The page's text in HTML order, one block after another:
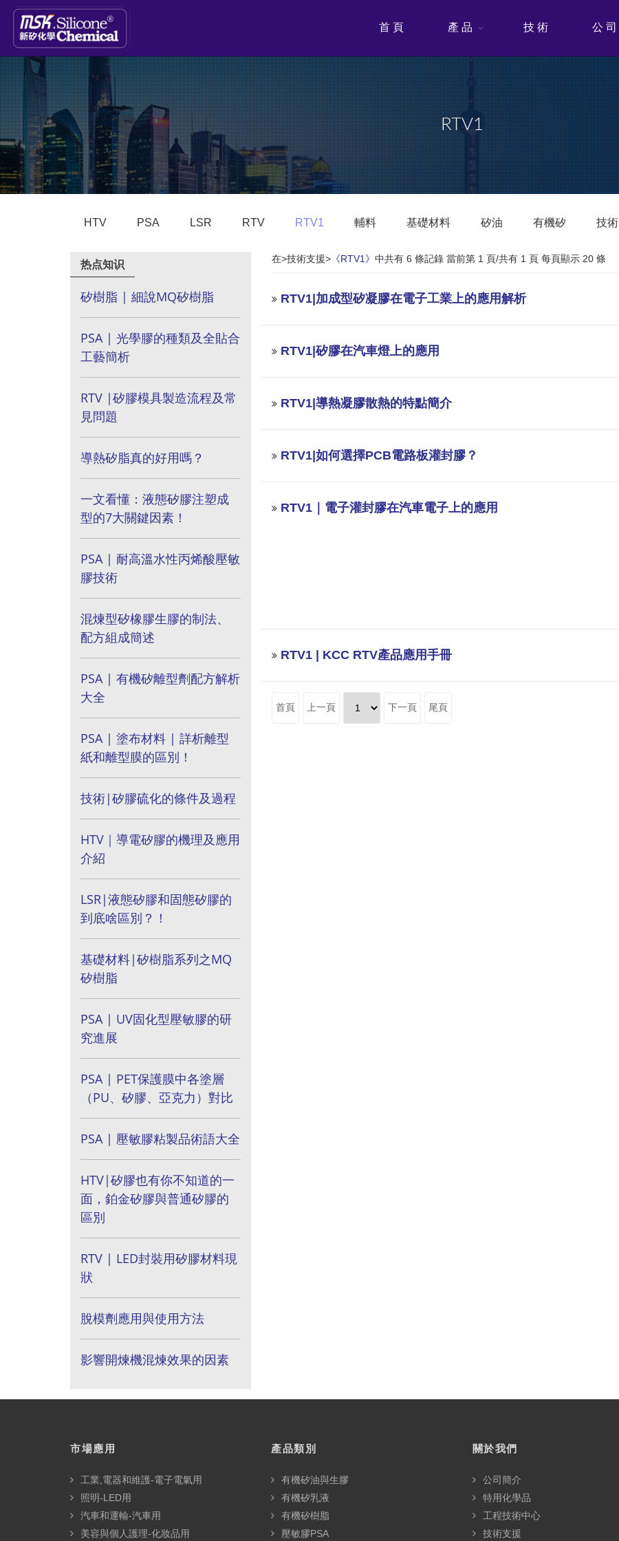
首 頁 產 品 技 術 公 司
RTV1
HTV PSA LSR RTV RTV1 輔料 基礎材料 矽油 有機矽 技術
热点知识
矽樹脂 | 細說MQ矽樹脂
PSA | 光學膠的種類及全貼合
工藝簡析
RTV |矽膠模具製造流程及常
見問題
導熱矽脂真的好用嗎？
一文看懂：液態矽膠注塑成
型的7大關鍵因素！
PSA | 耐高溫水性丙烯酸壓敏
膠技術
混煉型矽橡膠生膠的制法、
配方組成簡述
PSA | 有機矽離型劑配方解析
大全
PSA | 塗布材料 | 詳析離型
紙和離型膜的區別！
技術|矽膠硫化的條件及過程
HTV｜導電矽膠的機理及應用
介紹
LSR|液態矽膠和固態矽膠的
到底啥區別？！
基礎材料|矽樹脂系列之MQ
矽樹脂
PSA | UV固化型壓敏膠的研
究進展
PSA | PET保護膜中各塗層
（PU、矽膠、亞克力）對比
PSA | 壓敏膠粘製品術語大全
HTV|矽膠也有你不知道的一
面，鉑金矽膠與普通矽膠的
區別
RTV | LED封裝用矽膠材料現
狀
脫模劑應用與使用方法
影響開煉機混煉效果的因素
在>技術支援>《RTV1》 中共有 6 條記錄 當前第 1 頁/共有 1 頁 每頁顯示 20 條
RTV1|加成型矽凝膠在電子工業上的應用解析
RTV1|矽膠在汽車燈上的應用
RTV1|導熱凝膠散熱的特點簡介
RTV1|如何選擇PCB電路板灌封膠？
RTV1｜電子灌封膠在汽車電子上的應用
RTV1 | KCC RTV產品應用手冊
首頁 上一頁 下一頁 尾頁
市場應用
工業,電器和維護-電子電氣用
照明-LED用
汽車和運輸-汽車用
美容與個人護理-化妝品用
產品類別
有機矽油與生膠
有機矽乳液
有機矽樹脂
壓敏膠PSA
關於我們
公司簡介
特用化學品
工程技術中心
技術支援